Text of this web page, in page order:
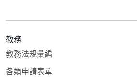
教務
教務法規彙編
各類申請表單